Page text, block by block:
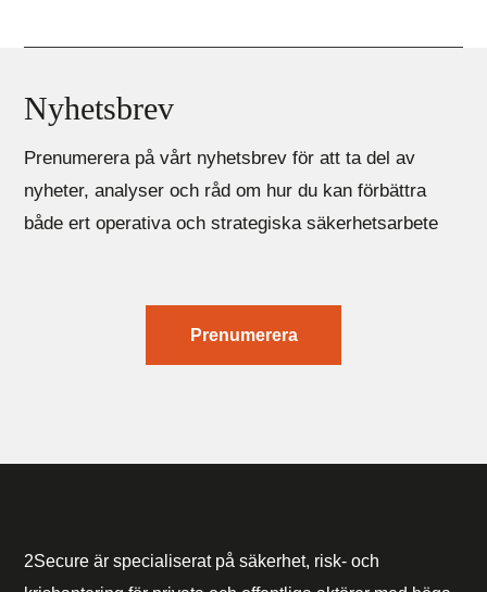
Nyhetsbrev
Prenumerera på vårt nyhetsbrev för att ta del av
nyheter, analyser och råd om hur du kan förbättra
både ert operativa och strategiska säkerhetsarbete
Prenumerera
2Secure är specialiserat på säkerhet, risk- och